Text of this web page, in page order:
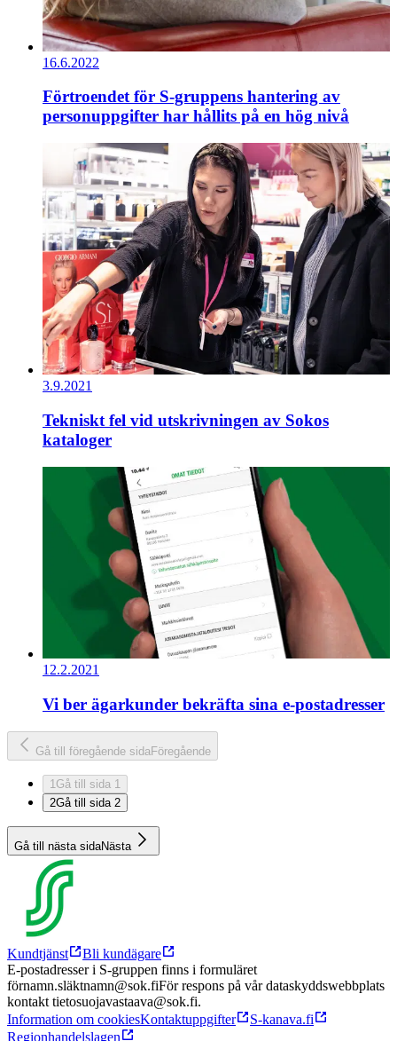
16.6.2022
Förtroendet för S-gruppens hantering av
personuppgifter har hållits på en hög nivå
3.9.2021
Tekniskt fel vid utskrivningen av Sokos
kataloger
12.2.2021
Vi ber ägarkunder bekräfta sina e-postadresser
Gå till föregående sidaFöregående
1 Gå till sida 1
2Gå till sida 2
Gå till nästa sidaNästa
Kundtjänst
Bli kundägare
E-postadresser i S-gruppen finns i formuläret
förnamn.släktnamn@sok.fiFör respons på vår dataskyddswebbplats
kontakt tietosuojavastaava@sok.fi.
Information om cookiesKontaktuppgifter
S-kanava.fi
Regionhandelslagen